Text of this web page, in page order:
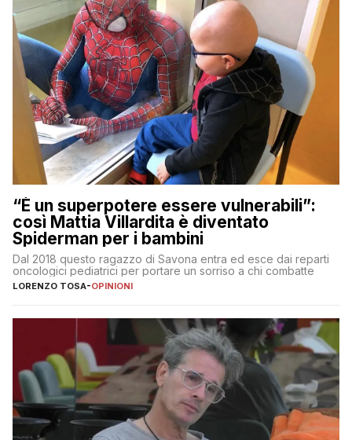
“È un superpotere essere vulnerabili”:
così Mattia Villardita è diventato
Spiderman per i bambini
Dal 2018 questo ragazzo di Savona entra ed esce dai reparti
oncologici pediatrici per portare un sorriso a chi combatte
LORENZO TOSA-OPINIONI